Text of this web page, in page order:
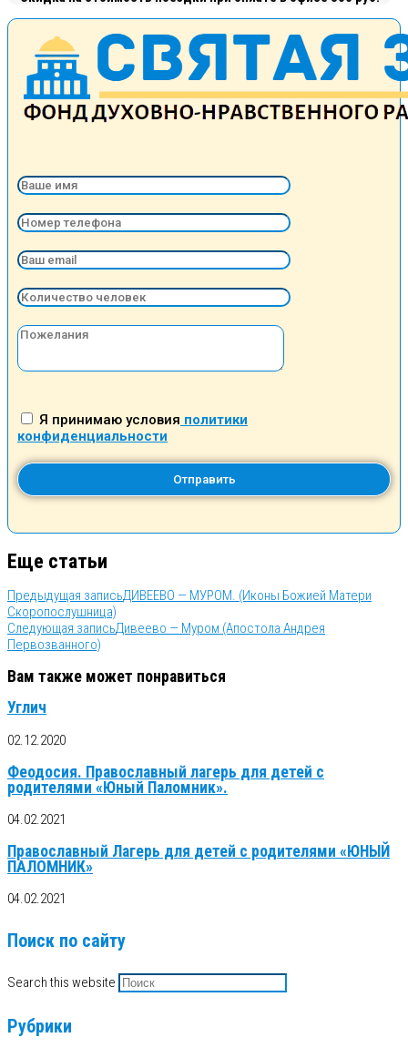
Я принимаю условия политики
конфиденциальности
Еще статьи
Предыдущая записьДИВЕЕВО — МУРОМ. (Иконы Божией Матери
Скоропослушница)
Следующая записьДивеево — Муром (Апостола Андрея
Первозванного)
Вам также может понравиться
Углич
02.12.2020
Феодосия. Православный лагерь для детей с
родителями «Юный Паломник».
04.02.2021
Православный Лагерь для детей с родителями «ЮНЫЙ
ПАЛОМНИК»
04.02.2021
Поиск по сайту
Search this website
Рубрики